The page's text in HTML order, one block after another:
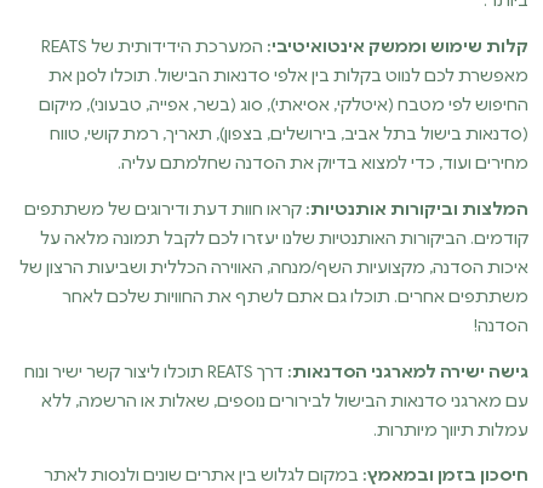
קלות שימוש וממשק אינטואיטיבי:
המערכת הידידותית של REATS
מאפשרת לכם לנווט בקלות בין אלפי סדנאות הבישול. תוכלו לסנן את
החיפוש לפי מטבח (איטלקי, אסיאתי), סוג (בשר, אפייה, טבעוני), מיקום
(סדנאות בישול בתל אביב, בירושלים, בצפון), תאריך, רמת קושי, טווח
מחירים ועוד, כדי למצוא בדיוק את הסדנה שחלמתם עליה.
המלצות וביקורות אותנטיות: קראו חוות דעת ודירוגים של משתתפים
קודמים. הביקורות האותנטיות שלנו יעזרו לכם לקבל תמונה מלאה על
איכות הסדנה, מקצועיות השף/מנחה, האווירה הכללית ושביעות הרצון של
משתתפים אחרים. תוכלו גם אתם לשתף את החוויות שלכם לאחר
הסדנה!
גישה ישירה למארגני הסדנאות:
דרך REATS תוכלו ליצור קשר ישיר ונוח
עם מארגני סדנאות הבישול לבירורים נוספים, שאלות או הרשמה, ללא
עמלות תיווך מיותרות.
חיסכון בזמן ובמאמץ: במקום לגלוש בין אתרים שונים ולנסות לאתר